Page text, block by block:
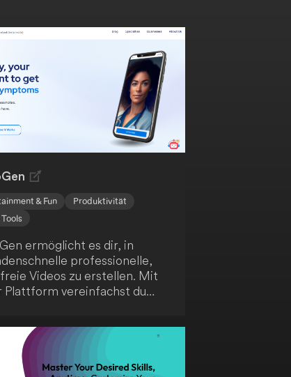
& Fun
Produktivität
ermöglicht es dir, in
professionelle,
Videos zu erstellen. Mit
Plattform vereinfachst du
ist. Mit nur wenigen
kannst du beeindruckende
kreieren.